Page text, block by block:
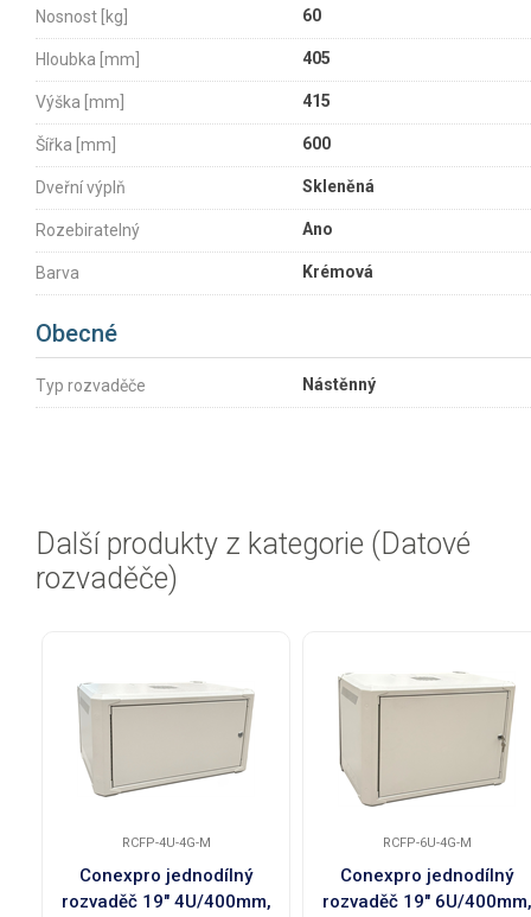
Nosnost [kg] 60
Hloubka [mm] 405
Výška [mm] 415
Šířka [mm] 600
Dveřní výplň Skleněná
Rozebiratelný Ano
Barva Krémová
Obecné
Typ rozvaděče Nástěnný
Další produkty z kategorie (Datové
rozvaděče)
RCFP-4U-4G-M
Conexpro jednodílný
rozvaděč 19" 4U/400mm,
RCFP-6U-4G-M
Conexpro jednodílný
rozvaděč 19" 6U/400mm,